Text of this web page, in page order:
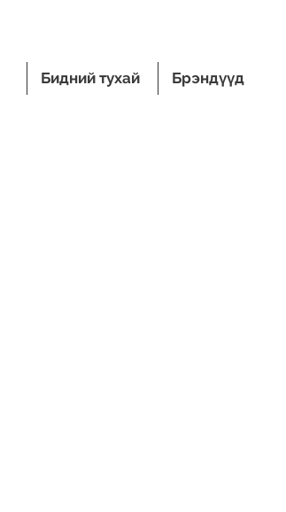
Бидний тухай Брэндүүд